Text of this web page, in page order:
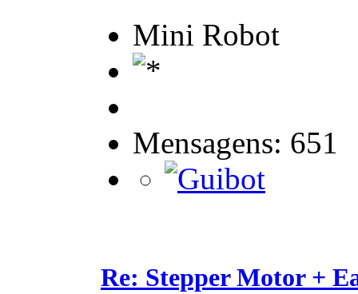
Mini Robot
Mensagens: 651
Re: Stepper Motor +